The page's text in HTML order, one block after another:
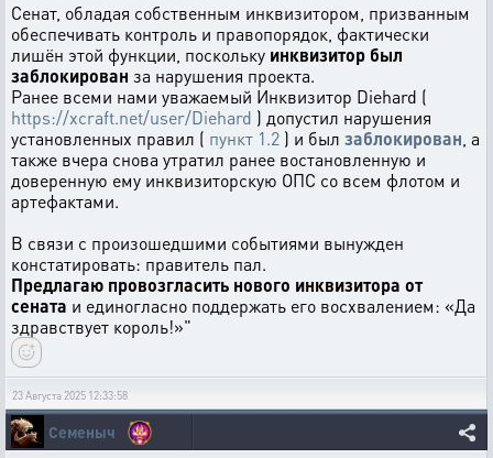
Сенат, обладая собственным инквизитором, призванным
обеспечивать контроль и правопорядок, фактически
лишён этой функции, поскольку инквизитор был
заблокирован за нарушения проекта.
Ранее всеми нами уважаемый Инквизитор Diehard (
https://xcraft.net/user/Diehard ) допустил нарушения
установленных правил ( пункт 1.2 ) и был заблокирован , а
также вчера снова утратил ранее востановленную и
доверенную ему инквизиторскую ОПС со всем флотом и
артефактами.
В связи с произошедшими событиями вынужден
констатировать: правитель пал.
Предлагаю провозгласить нового инквизитора от
сената и единогласно поддержать его восхвалением: «Да
здравствует король!»"
23 Августа 2025 12:33:58
Семеныч